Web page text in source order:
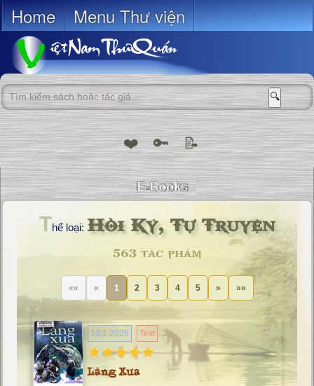
Home Menu Thư viện
🔍
❤️ 🔑 📝
Thể loại: Hồi Ký, Tự Truyện
563 tác phẩm
«« « 1 2 3 4 5 » »»
10.1.2026 Text
Làng Xưa